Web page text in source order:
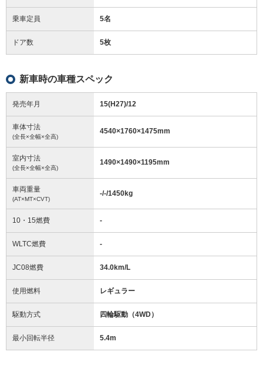
乗車定員 5名
ドア数 5枚
新車時の車種スペック
発売年月 15(H27)/12
車体寸法
(全長×全幅×全高)
4540×1760×1475mm
室内寸法
(全長×全幅×全高)
1490×1490×1195mm
車両重量
(AT×MT×CVT)
-/-/1450kg
10・15燃費 -
WLTC燃費 -
JC08燃費 34.0km/L
使用燃料 レギュラー
駆動方式 四輪駆動（4WD）
最小回転半径 5.4m